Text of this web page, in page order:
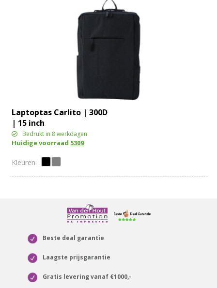
Laptoptas Carlito | 300D
| 15 inch
Bedrukt in 8 werkdagen
Huidige voorraad 5309
Beste deal garantie
Laagste prijsgarantie
Gratis levering vanaf €1000,-